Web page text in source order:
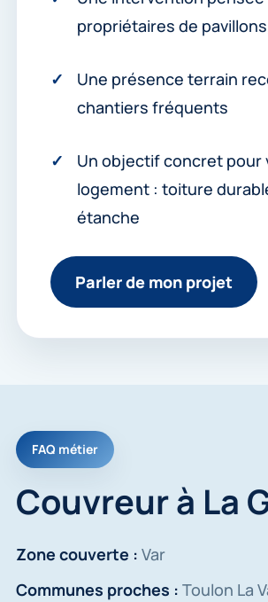
propriétaires de
Une présence terrain
chantiers fréquents
Un objectif concret pour
logement : toiture
étanche
Parler de mon projet
FAQ métier
Couvreur à La
Zone couverte : Var
Communes proches : Toulon La